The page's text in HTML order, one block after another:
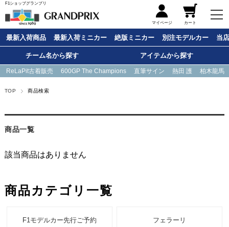
F1ショップグランプリ
マイページ カート
最新入荷商品 最新入荷ミニカー 絶版ミニカー 別注モデルカー 当
チーム名から探す アイテムから探す
ReLaPit古着販売 600GP The Champions 直筆サイン 熱田 護 柏木龍馬
TOP 商品検索
商品一覧
該当商品はありません
商品カテゴリ一覧
F1モデルカー先行ご予約 フェラーリ